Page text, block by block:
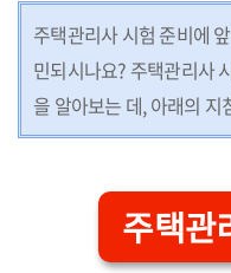
주택관리사 시험 준비에
민되시나요? 주택관리사
을 알아보는 데, 아래의 지
주택관